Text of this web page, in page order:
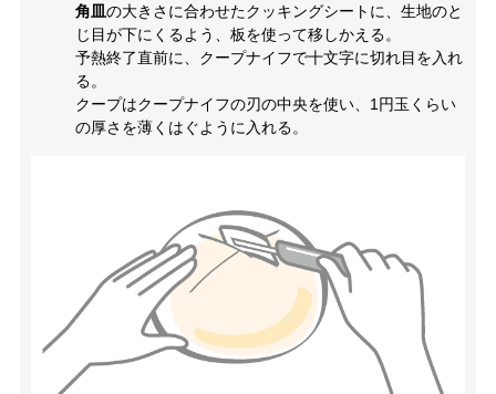
角皿の大きさに合わせたクッキングシートに、生地のと
じ目が下にくるよう、板を使って移しかえる。
予熱終了直前に、クープナイフで十文字に切れ目を入れ
る。
クープはクープナイフの刃の中央を使い、1円玉くらい
の厚さを薄くはぐように入れる。